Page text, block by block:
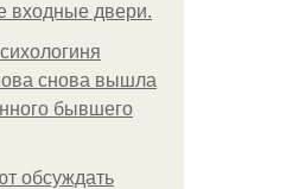
входные двери.
снова вышла
бывшего
обсуждать